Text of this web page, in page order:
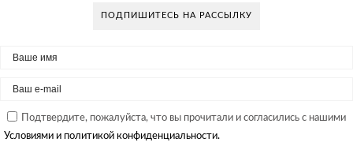
ПОДПИШИТЕСЬ НА РАССЫЛКУ
Подтвердите, пожалуйста, что вы прочитали и согласились с нашими
Условиями и политикой конфиденциальности.